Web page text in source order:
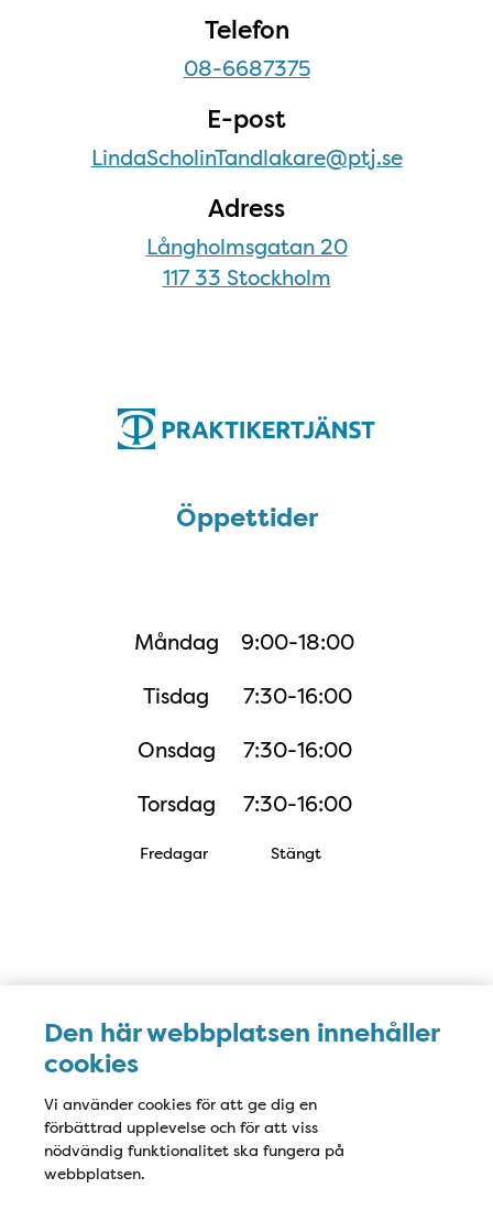
Den här webbplatsen innehåller
cookies
Vi använder cookies för att ge dig en
förbättrad upplevelse och för att viss
nödvändig funktionalitet ska fungera på
webbplatsen.
Telefon
08-6687375
E-post
LindaScholinTandlakare@ptj.se
Adress
Långholmsgatan 20
117 33 Stockholm
Öppettider
Måndag
9:00-18:00
Tisdag
7:30-16:00
Onsdag
7:30-16:00
Torsdag
7:30-16:00
Fredagar Stängt
Karta